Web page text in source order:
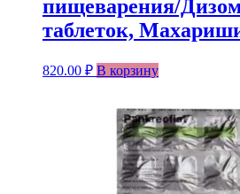
пищеварения/
таблеток,
820.00 ₽ В корзину